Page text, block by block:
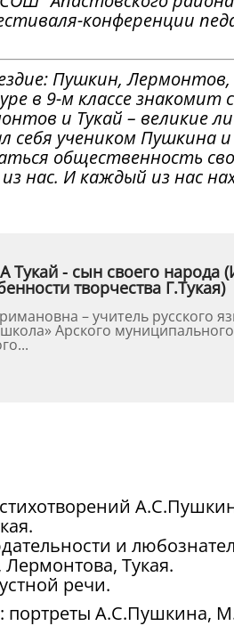
конференции
Пушкин,
в 9-м классе
и Тукай – великие
себя учеником
общественность
нас. И каждый из нас
- сын своего народа
творчества Г.Тукая)
– учитель русского
Арского муниципального
и
Тукая.
речи.
портреты А.С.Пушкина,